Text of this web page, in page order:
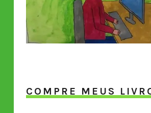
COMPRE MEUS